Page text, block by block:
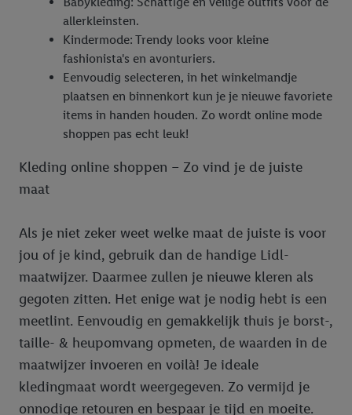
allerkleinsten.
Kindermode: Trendy looks voor kleine
fashionista's en avonturiers.
Eenvoudig selecteren, in het winkelmandje
plaatsen en binnenkort kun je je nieuwe favoriete
items in handen houden. Zo wordt online mode
shoppen pas echt leuk!
Kleding online shoppen – Zo vind je de juiste
maat
Als je niet zeker weet welke maat de juiste is voor
jou of je kind, gebruik dan de handige Lidl-
maatwijzer. Daarmee zullen je nieuwe kleren als
gegoten zitten. Het enige wat je nodig hebt is een
meetlint. Eenvoudig en gemakkelijk thuis je borst-,
taille- & heupomvang opmeten, de waarden in de
maatwijzer invoeren en voilà! Je ideale
kledingmaat wordt weergegeven. Zo vermijd je
onnodige retouren en bespaar je tijd en moeite.